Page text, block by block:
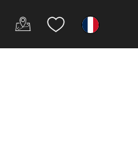
fr